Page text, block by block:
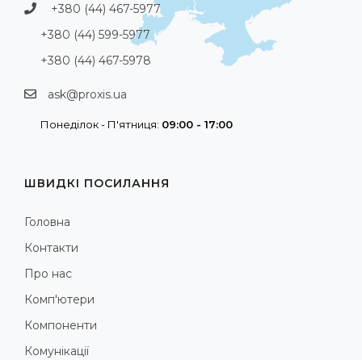
+380 (44) 467-5977
+380 (44) 599-5977
+380 (44) 467-5978
ask@proxis.ua
Понеділок - П'ятниця: 09:00 - 17:00
ШВИДКІ ПОСИЛАННЯ
Головна
Контакти
Про нас
Комп'ютери
Компоненти
Комунікації